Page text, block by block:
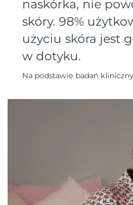
naskórka, nie
skóry. 98%
użyciu skóra jest
w dotyku.
Na podstawie badań
Południowej Afryki
Korea Południowa
Szwajcaria